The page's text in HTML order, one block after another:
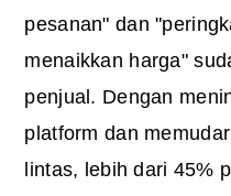
pesanan" dan
menaikkan harga"
penjual. Dengan
platform dan
lintas, lebih dari 45%